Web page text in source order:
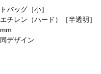
バッグ［小］
チレン（ハード）［半透明］
デザイン